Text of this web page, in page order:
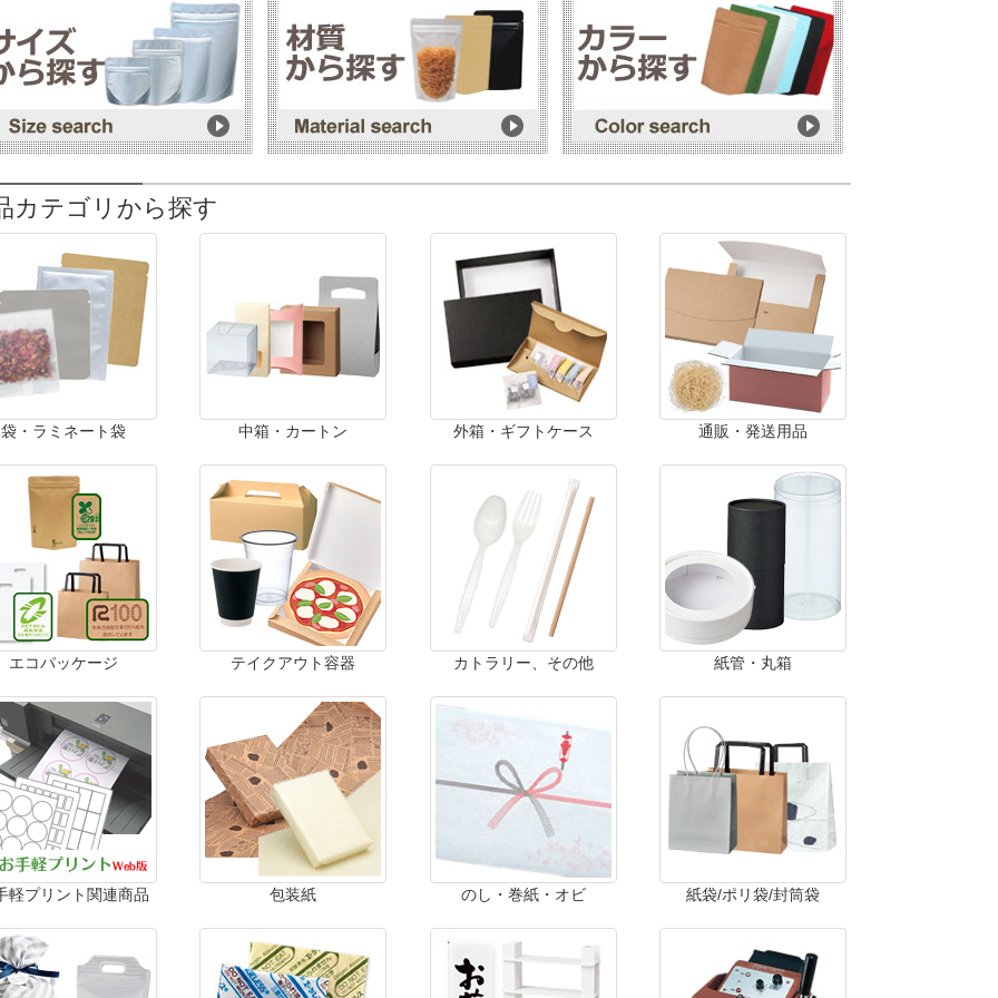
カテゴリから探す
袋・ラミネート袋 中箱・カートン 外箱・ギフトケース 通販・発送用品
エコパッケージ テイクアウト容器 カトラリー、その他 紙管・丸箱
軽プリント関連商品 包装紙 のし・巻紙・オビ 紙袋/ポリ袋/封筒袋